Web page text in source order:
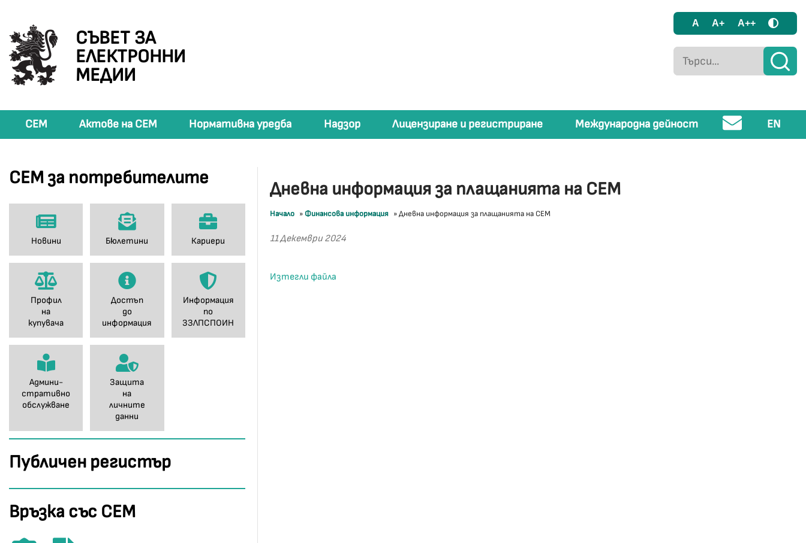
СЪВЕТ ЗА
ЕЛЕКТРОННИ
МЕДИИ
A A+ A++
СЕМ Актове на СЕМ Нормативна уредба Надзор Лицензиране и регистриране Международна дейност EN
СЕМ за потребителите
Новини Бюлетини Кариери
Профил
на
купувача
Достъп
до
информация
Информация
по
ЗЗЛПСПОИН
Админи-
стративно
обслужване
Защита
на
личните
данни
Публичен регистър
Връзка със СЕМ
Дневна информация за плащанията на СЕМ
Начало » Финансова информация »Дневна информация за плащанията на СЕМ
11 Декември 2024
Изтегли файла